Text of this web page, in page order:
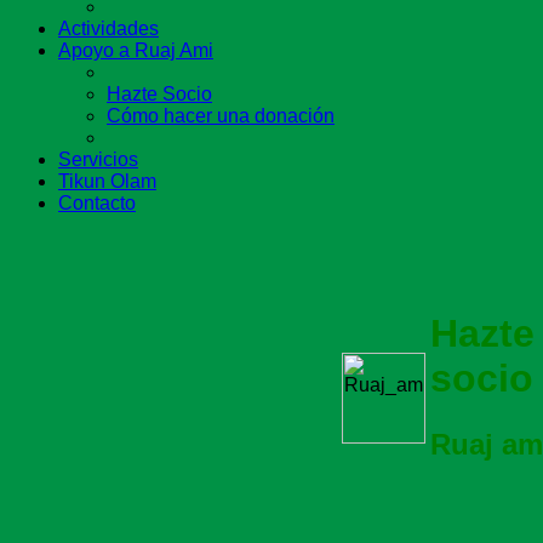
Actividades
Apoyo a Ruaj Ami
Hazte Socio
Cómo hacer una donación
Servicios
Tikun Olam
Contacto
Hazte
socio
Ruaj